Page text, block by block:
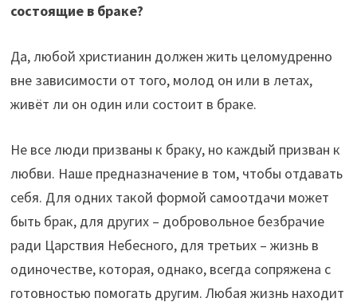
состоящие в браке?
Да, любой христианин должен жить целомудренно
вне зависимости от того, молод он или в летах,
живёт ли он один или состоит в браке.
Не все люди призваны к браку, но каждый призван к
любви. Наше предназначение в том, чтобы отдавать
себя. Для одних такой формой самоотдачи может
быть брак, для других – добровольное безбрачие
ради Царствия Небесного, для третьих – жизнь в
одиночестве, которая, однако, всегда сопряжена с
готовностью помогать другим. Любая жизнь находит